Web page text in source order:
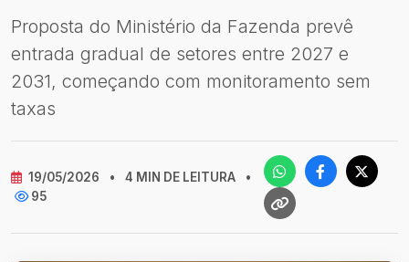
Proposta do Ministério da Fazenda prevê
entrada gradual de setores entre 2027 e
2031, começando com monitoramento sem
taxas
19/05/2026 • 4 MIN DE LEITURA
•
95